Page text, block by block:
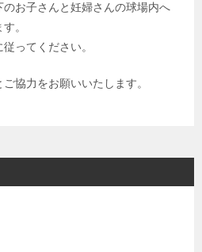
お子さんと妊婦さんの球場内へ
。
ってください。
協力をお願いいたします。